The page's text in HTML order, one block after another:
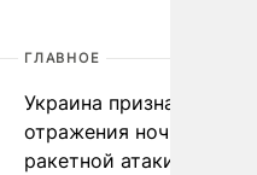
ГЛАВНОЕ
Украина признала
отражения ночной
ракетной атаки